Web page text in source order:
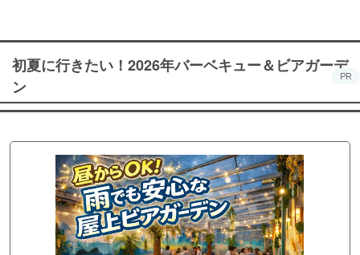
初夏に行きたい！2026年バーベキュー＆ビアガーデ
ン
PR